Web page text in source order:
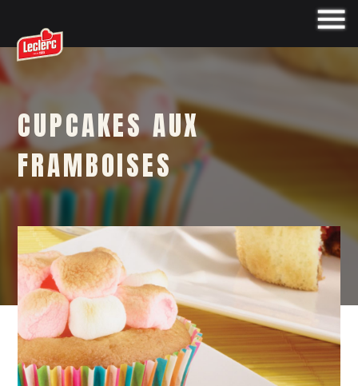
CUPCAKES AUX
FRAMBOISES